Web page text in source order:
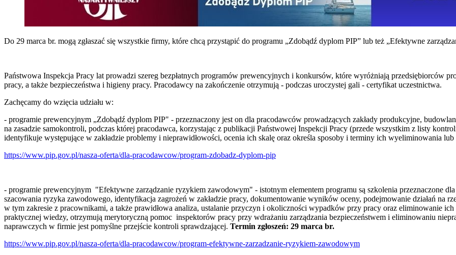
Do 29 marca br. mogą zgłaszać się wszystkie firmy, które chcą przystąpić do programu „Zdobądź dyplom PIP” lub też „Efektywne
Państwowa Inspekcja Pracy lat prowadzi szereg bezpłatnych programów prewencyjnych i konkursów, które wyróżniają przedsiębiorców
pracy, a także bezpieczeństwa i higieny pracy. Pracodawcy na zakończenie otrzymują - podczas uroczystej gali - certyfikat uczestnictwa.
Zachęcamy do wzięcia udziału w:
- programie prewencyjnym „Zdobądź dyplom PIP" - przeznaczony jest on dla pracodawców prowadzących zakłady produkcyjne,
na zasadzie samokontroli, podczas której pracodawca, korzystając z publikacji Państwowej Inspekcji Pracy (przede wszystkim z listy
identyfikuje występujące w zakładzie problemy i nieprawidłowości, ocenia ich skalę oraz określa sposoby i terminy ich wyeliminowania
https://www.pip.gov.pl/nasza-oferta/dla-pracodawcow/program-zdobadz-dyplom-pip
- programie prewencyjnym "Efektywne zarządzanie ryzykiem zawodowym" - istotnym elementem programu są szkolenia przeznaczone
szacowania ryzyka zawodowego, identyfikacja zagrożeń w zakładzie pracy, dokumentowanie wyników oceny, podejmowanie działań na
w tym zakresie z pracownikami, a także prawidłowa analiza, ustalanie przyczyn i okoliczności wypadków przy pracy oraz eliminowanie
praktycznej wiedzy, otrzymują merytoryczną pomoc inspektorów pracy przy wdrażaniu zarządzania bezpieczeństwem i eliminowaniu
naprawczych w firmie jest pomyślne przejście kontroli sprawdzającej. Termin zgłoszeń: 29 marca br.
https://www.pip.gov.pl/nasza-oferta/dla-pracodawcow/program-efektywne-zarzadzanie-ryzykiem-zawodowym